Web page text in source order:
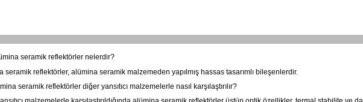
seramik reflektörler nelerdir?
seramik reflektörler, alümina seramik malzemeden yapılmış hassas tasarımlı bileşenlerdir.
seramik reflektörler diğer yansıtıcı malzemelerle nasıl karşılaştırılır?